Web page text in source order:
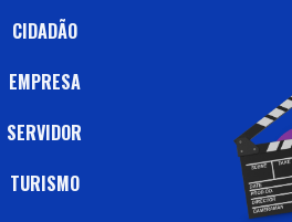
CIDADÃO
EMPRESA
SERVIDOR
TURISMO